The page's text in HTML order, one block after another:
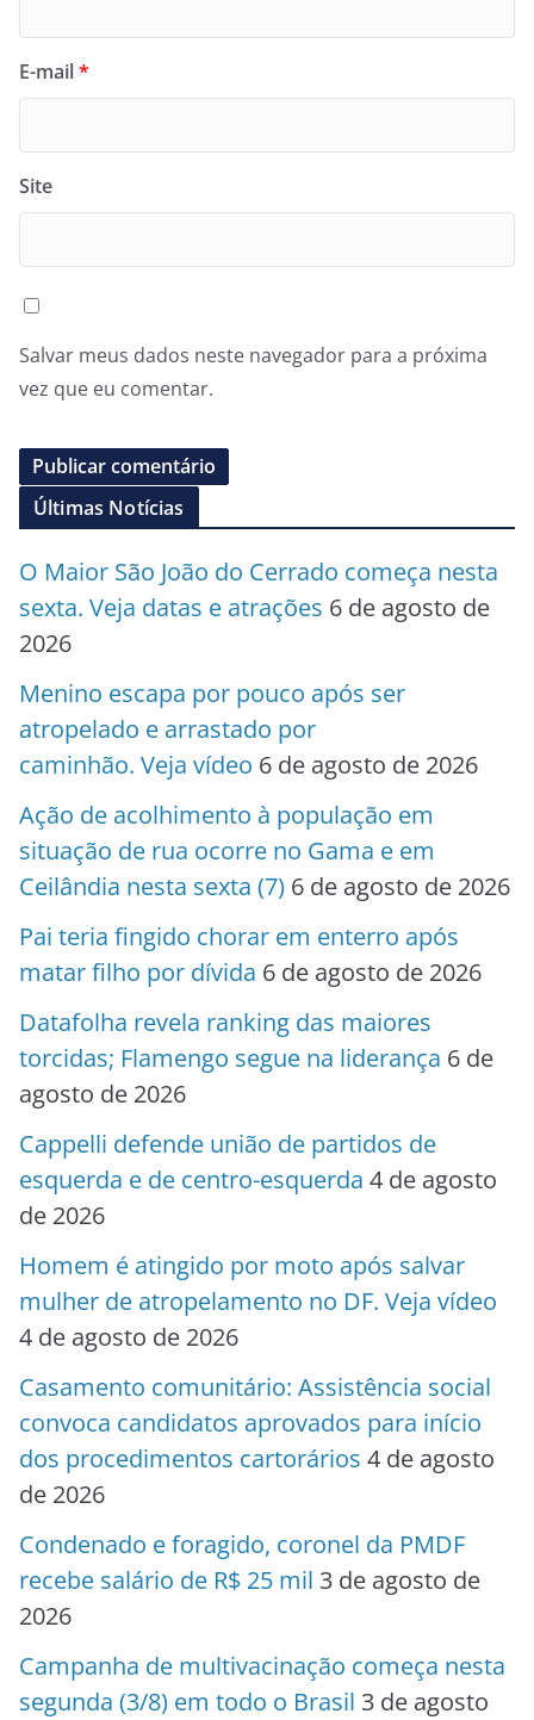
E-mail*
Site
Salvar meus dados neste navegador para a próxima
vez que eu comentar.
Últimas Notícias
O Maior São João do Cerrado começa nesta
sexta. Veja datas e atrações 6 de agosto de
2026
Menino escapa por pouco após ser
atropelado e arrastado por
caminhão. Veja vídeo 6 de agosto de 2026
Ação de acolhimento à população em
situação de rua ocorre no Gama e em
Ceilândia nesta sexta (7) 6 de agosto de 2026
Pai teria fingido chorar em enterro após
matar filho por dívida 6 de agosto de 2026
Datafolha revela ranking das maiores
torcidas; Flamengo segue na liderança 6 de
agosto de 2026
Cappelli defende união de partidos de
esquerda e de centro-esquerda 4 de agosto
de 2026
Homem é atingido por moto após salvar
mulher de atropelamento no DF. Veja vídeo
4 de agosto de 2026
Casamento comunitário: Assistência social
convoca candidatos aprovados para início
dos procedimentos cartorários 4 de agosto
de 2026
Condenado e foragido, coronel da PMDF
recebe salário de R$ 25 mil 3 de agosto de
2026
Campanha de multivacinação começa nesta
segunda (3/8) em todo o Brasil 3 de agosto